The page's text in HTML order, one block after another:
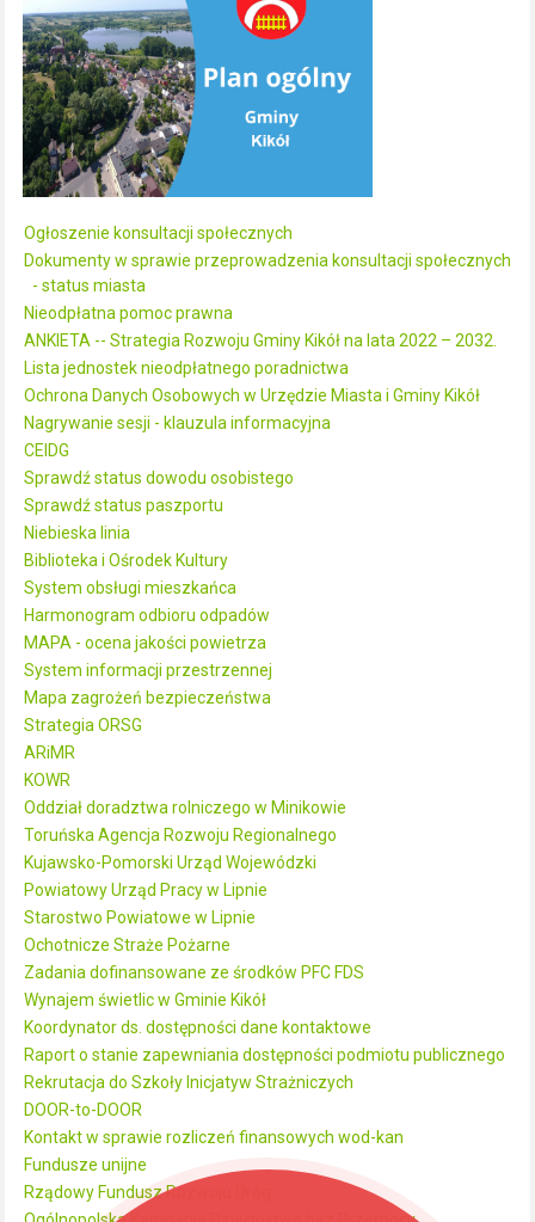
Ogłoszenie konsultacji społecznych
Dokumenty w sprawie przeprowadzenia konsultacji społecznych
- status miasta
Nieodpłatna pomoc prawna
ANKIETA -- Strategia Rozwoju Gminy Kikół na lata 2022 – 2032.
Lista jednostek nieodpłatnego poradnictwa
Ochrona Danych Osobowych w Urzędzie Miasta i Gminy Kikół
Nagrywanie sesji - klauzula informacyjna
CEIDG
Sprawdź status dowodu osobistego
Sprawdź status paszportu
Niebieska linia
Biblioteka i Ośrodek Kultury
System obsługi mieszkańca
Harmonogram odbioru odpadów
MAPA - ocena jakości powietrza
System informacji przestrzennej
Mapa zagrożeń bezpieczeństwa
Strategia ORSG
ARiMR
KOWR
Oddział doradztwa rolniczego w Minikowie
Toruńska Agencja Rozwoju Regionalnego
Kujawsko-Pomorski Urząd Wojewódzki
Powiatowy Urząd Pracy w Lipnie
Starostwo Powiatowe w Lipnie
Ochotnicze Straże Pożarne
Zadania dofinansowane ze środków PFC FDS
Wynajem świetlic w Gminie Kikół
Koordynator ds. dostępności dane kontaktowe
Raport o stanie zapewniania dostępności podmiotu publicznego
Rekrutacja do Szkoły Inicjatyw Strażniczych
DOOR-to-DOOR
Kontakt w sprawie rozliczeń finansowych wod-kan
Fundusze unijne
Rządowy Fundusz Rozwoju Dróg